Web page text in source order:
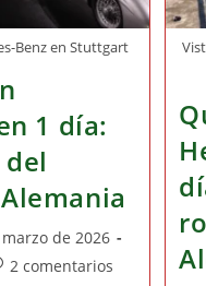
Benz en Stuttgart
1 día:
de 2026
2 comentarios